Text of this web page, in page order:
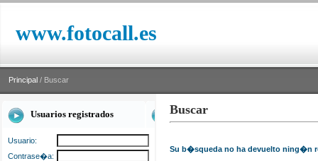
www.fotocall.es
Principal / Buscar
Usuarios registrados
Usuario:
Contrase�a:
Buscar
Su b�squeda no ha devuelto ning�n